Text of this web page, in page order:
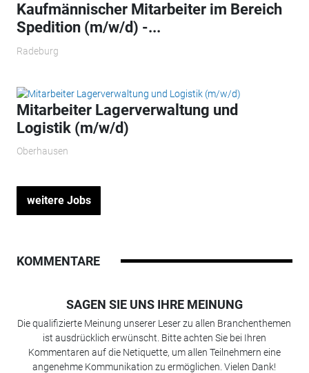
Kaufmännischer Mitarbeiter im Bereich
Spedition (m/w/d) -...
Radeburg
Mitarbeiter Lagerverwaltung und
Logistik (m/w/d)
Oberhausen
weitere Jobs
KOMMENTARE
SAGEN SIE UNS IHRE MEINUNG
Die qualifizierte Meinung unserer Leser zu allen Branchenthemen
ist ausdrücklich erwünscht. Bitte achten Sie bei Ihren
Kommentaren auf die Netiquette, um allen Teilnehmern eine
angenehme Kommunikation zu ermöglichen. Vielen Dank!